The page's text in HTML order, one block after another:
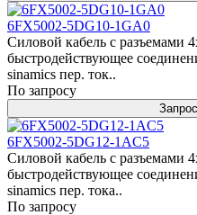
6FX5002-5DG10-1GA0
Силовой кабель с разъемами
быстродействующее
sinamics пер. ток..
По запросу
6FX5002-5DG12-1AC5
Силовой кабель с разъемами
быстродействующее
sinamics пер. тока..
По запросу